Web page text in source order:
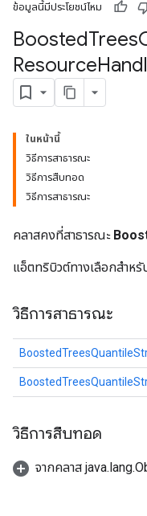
ข้อมูลนี้มีประโยชน์ไหม
BoostedTrees
Resource
ในหน้านี้
วิธีการสาธารณะ
วิธีการสืบทอด
วิธีการสาธารณะ
คลาสคงที่สาธารณะ
แอ็ตทริบิวต์ทางเลือกสำหรั
วิธีการสาธารณะ
วิธีการสืบทอด
จากคลาส